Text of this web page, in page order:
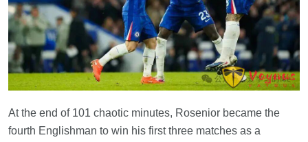
At the end of 101 chaotic minutes, Rosenior became the
fourth Englishman to win his first three matches as a